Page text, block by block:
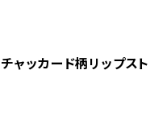
ッカード柄リップスト